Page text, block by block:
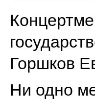
Горшков
Ни одно